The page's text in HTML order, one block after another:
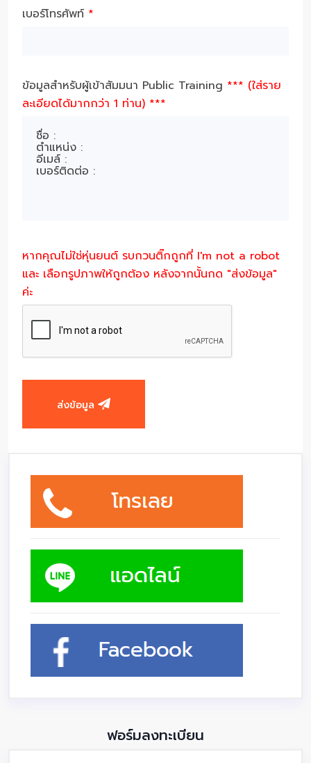
เบอร์โทรศัพท์ *
ข้อมูลสำหรับผู้เข้าสัมมนา Public Training *** (ใส่ราย
ละเอียดได้มากกว่า 1 ท่าน) ***
หากคุณไม่ใช่หุ่นยนต์ รบกวนติ๊กถูกที่ I'm not a robot
และ เลือกรูปภาพให้ถูกต้อง หลังจากนั้นกด "ส่งข้อมูล"
ค่ะ
ส่งข้อมูล
ฟอร์มลงทะเบียน